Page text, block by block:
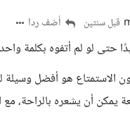
قبل سنتين أضف ردا
حتى لو لم أتفوه بكلمة
الاستمتاع هو أفضل
أن يشعره بالراحة، مع